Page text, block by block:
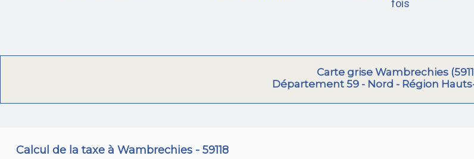
fois
Carte grise Wambrechies
Département 59 - Nord - Région
Calcul de la taxe à Wambrechies - 59118